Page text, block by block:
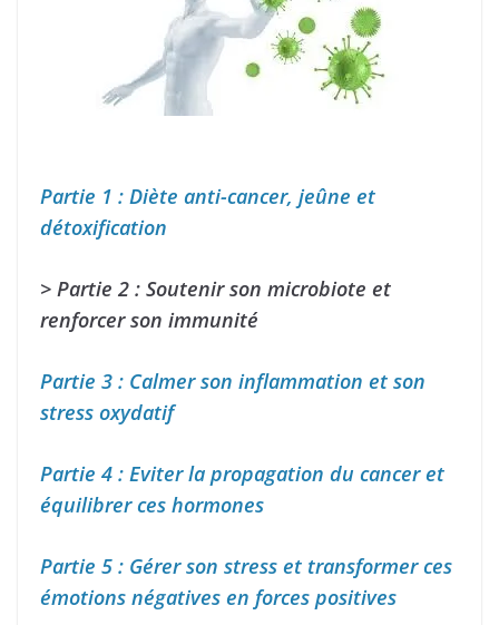
Partie 1 : Diète anti-cancer, jeûne et
détoxification
> Partie 2 : Soutenir son microbiote et
renforcer son immunité
Partie 3 : Calmer son inflammation et son
stress oxydatif
Partie 4 : Eviter la propagation du cancer et
équilibrer ces hormones
Partie 5 : Gérer son stress et transformer ces
émotions négatives en forces positives